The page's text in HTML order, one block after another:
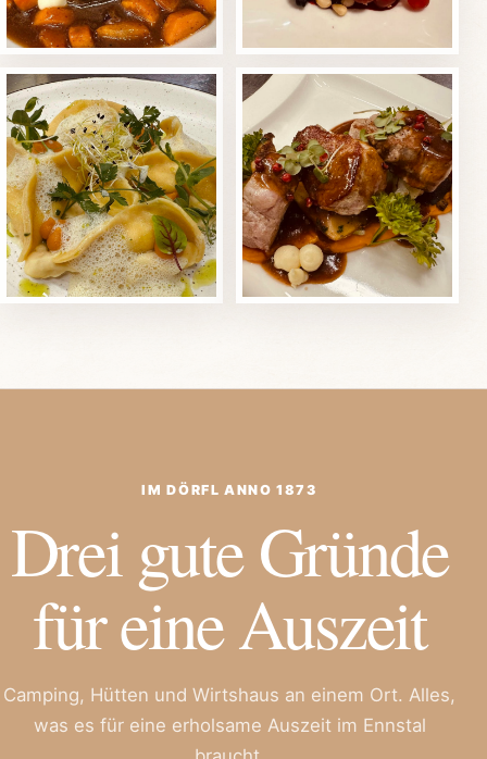
IM DÖRFL ANNO 1873
Drei gute Gründe
für eine Auszeit
Camping, Hütten und Wirtshaus an einem Ort. Alles,
was es für eine erholsame Auszeit im Ennstal